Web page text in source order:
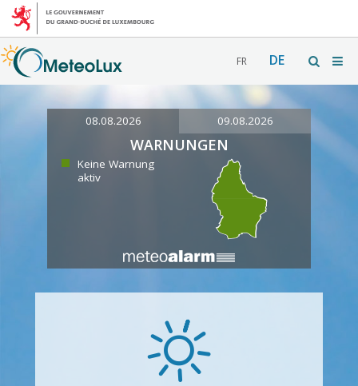
FR DE
08.08.2026 09.08.2026
WARNUNGEN
Keine Warnung
aktiv